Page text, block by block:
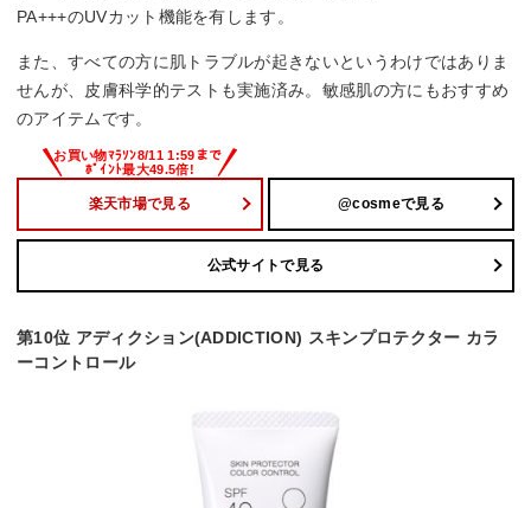
PA+++のUVカット機能を有します。
また、すべての方に肌トラブルが起きないというわけではありま
せんが、皮膚科学的テストも実施済み。敏感肌の方にもおすすめ
のアイテムです。
楽天市場で見る @cosmeで見る
公式サイトで見る
第10位 アディクション(ADDICTION) スキンプロテクター カラ
ーコントロール